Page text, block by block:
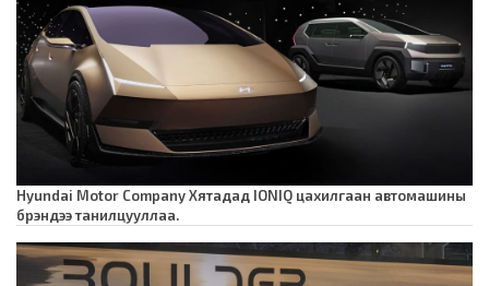
Hyundai Motor Company Хятадад IONIQ цахилгаан автомашины
брэндээ танилцууллаа.